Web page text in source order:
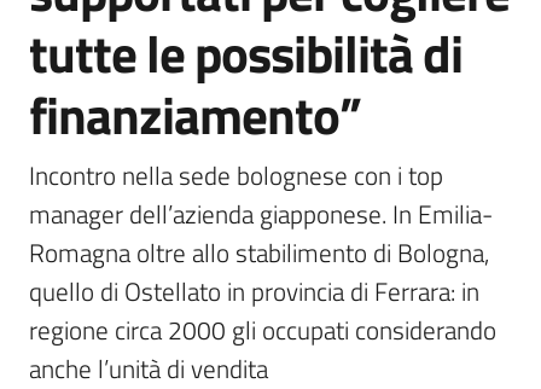
tutte le possibilità di
finanziamento”
Incontro nella sede bolognese con i top
manager dell’azienda giapponese. In Emilia-
Romagna oltre allo stabilimento di Bologna,
quello di Ostellato in provincia di Ferrara: in
regione circa 2000 gli occupati considerando
anche l’unità di vendita